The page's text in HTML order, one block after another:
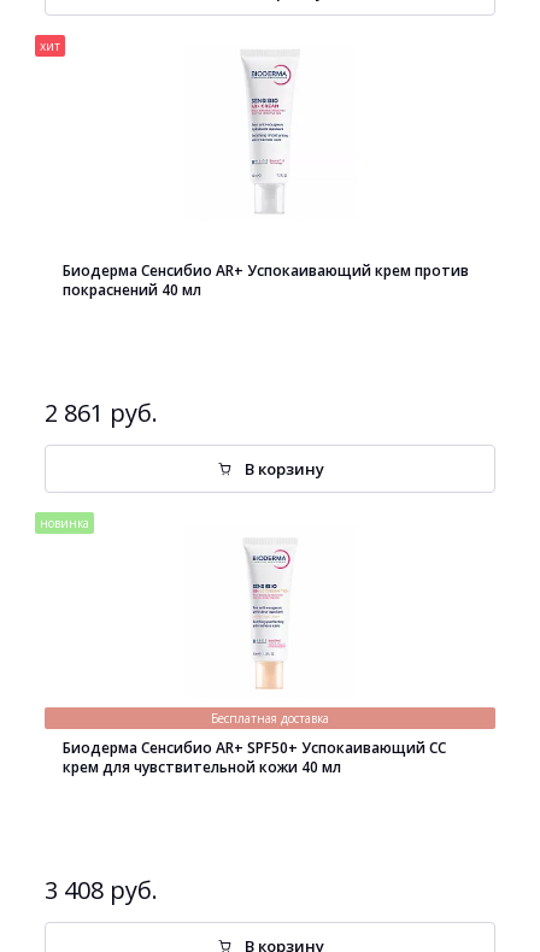
хит
Биодерма Сенсибио AR+ Успокаивающий крем против
покраснений 40 мл
2 861 руб.
В корзину
новинка
Бесплатная доставка
Биодерма Сенсибио AR+ SPF50+ Успокаивающий СС
крем для чувствительной кожи 40 мл
3 408 руб.
В корзину